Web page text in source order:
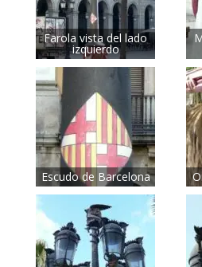
Farola vista del lado
izquierdo
Escudo de Barcelona